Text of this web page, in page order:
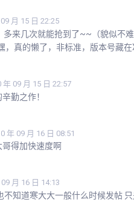
月 15 日 22:25
来几次就能抢到了~~（貌似不难
，真的懒了，非标准，版本号藏
年 09 月 15 日 22:57
勤之作！
年 09 月 16 日 08:51
得加快速度啊
月 16 日 14:13
不知道寒大大一般什么时候发帖